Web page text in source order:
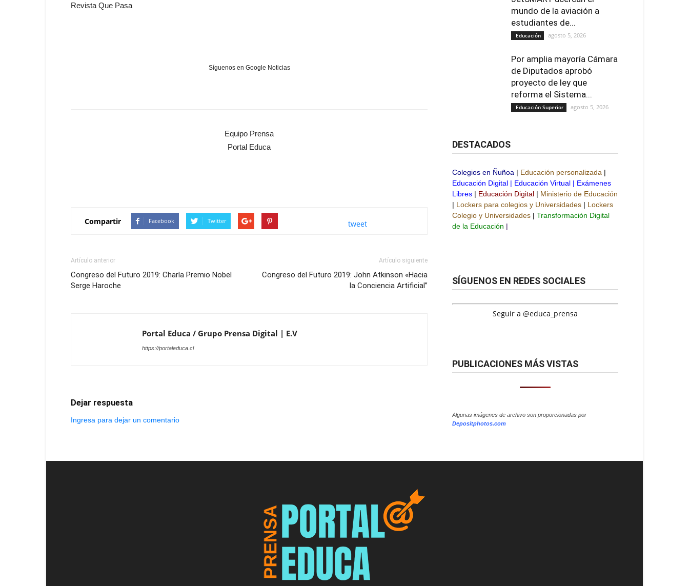
Revista Que Pasa
Síguenos en Google Noticias
Equipo Prensa
Portal Educa
Compartir Facebook Twitter tweet
Artículo anterior
Congreso del Futuro 2019: Charla Premio Nobel
Serge Haroche
Artículo siguiente
Congreso del Futuro 2019: John Atkinson «Hacia
la Conciencia Artificial”
Portal Educa / Grupo Prensa Digital | E.V
https://portaleduca.cl
Dejar respuesta
Ingresa para dejar un comentario
mundo de la aviación a
estudiantes de...
Educación agosto 5, 2026
Por amplia mayoría Cámara
de Diputados aprobó
proyecto de ley que
reforma el Sistema...
Educación Superior agosto 5, 2026
DESTACADOS
Colegios en Ñuñoa | Educación personalizada |
Educación Digital | Educación Virtual | Exámenes
Libres | Educación Digital | Ministerio de Educación
| Lockers para colegios y Universidades | Lockers
Colegio y Universidades | Transformación Digital
de la Educación |
SÍGUENOS EN REDES SOCIALES
Seguir a @educa_prensa
PUBLICACIONES MÁS VISTAS
Algunas imágenes de archivo son proporcionadas por
Depositphotos.com